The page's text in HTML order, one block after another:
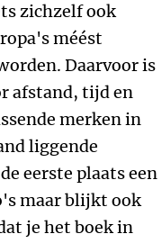
zichzelf ook
méést
Daarvoor is
afstand, tijd en
merken in
liggende
eerste plaats een
maar blijkt ook
je het boek in